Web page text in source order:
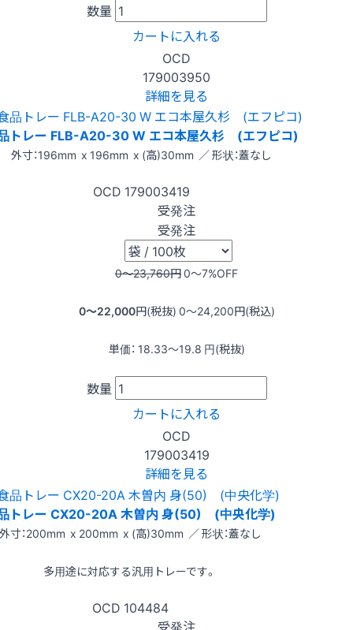
数量
カートに入れる
OCD
179003950
詳細を見る
トレー FLB-A20-30 W エコ本屋久杉 (エフピコ)
外寸：196mm x 196mm x (高)30mm ／ 形状：蓋なし
OCD 179003419
受発注
受発注
0〜23,760円0〜7%OFF
0〜22,000円(税抜) 0〜24,200円(税込)
単価： 18.33〜19.8 円(税抜)
数量
カートに入れる
OCD
179003419
詳細を見る
トレー CX20-20A 木曽内 身(50) (中央化学)
寸：200mm x 200mm x (高)30mm ／ 形状：蓋なし
多用途に対応する汎用トレーです。
OCD 104484
受発注